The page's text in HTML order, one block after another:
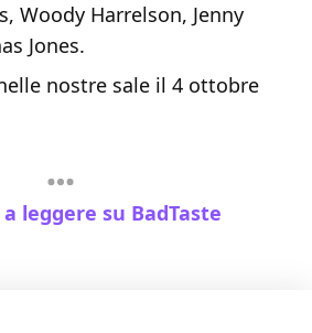
Woody Harrelson, Jenny
Jones.
nostre sale il 4 ottobre
leggere su BadTaste